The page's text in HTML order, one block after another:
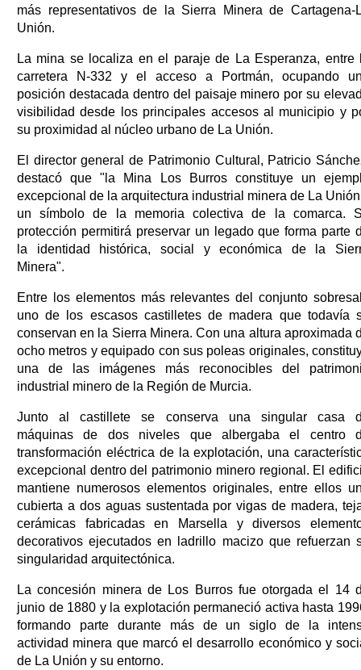
más representativos de la Sierra Minera de Cartagena-
Unión.
La mina se localiza en el paraje de La Esperanza, entre
carretera N-332 y el acceso a Portmán, ocupando
posición destacada dentro del paisaje minero por su
visibilidad desde los principales accesos al municipio y
su proximidad al núcleo urbano de La Unión.
El director general de Patrimonio Cultural, Patricio
destacó que "la Mina Los Burros constituye un
excepcional de la arquitectura industrial minera de La
un símbolo de la memoria colectiva de la comarca.
protección permitirá preservar un legado que forma parte
la identidad histórica, social y económica de la
Minera".
Entre los elementos más relevantes del conjunto
uno de los escasos castilletes de madera que todavía
conservan en la Sierra Minera. Con una altura aproximada
ocho metros y equipado con sus poleas originales,
una de las imágenes más reconocibles del
industrial minero de la Región de Murcia.
Junto al castillete se conserva una singular casa
máquinas de dos niveles que albergaba el centro
transformación eléctrica de la explotación, una
excepcional dentro del patrimonio minero regional. El
mantiene numerosos elementos originales, entre ellos
cubierta a dos aguas sustentada por vigas de madera,
cerámicas fabricadas en Marsella y diversos
decorativos ejecutados en ladrillo macizo que refuerzan
singularidad arquitectónica.
La concesión minera de Los Burros fue otorgada el 14
junio de 1880 y la explotación permaneció activa hasta
formando parte durante más de un siglo de la
actividad minera que marcó el desarrollo económico y
de La Unión y su entorno.